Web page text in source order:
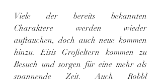
Viele der bereits bekannten
Charaktere werden wieder
auftauchen, doch auch neue kommen
hinzu. Eisis Großeltern kommen zu
Besuch und sorgen für eine mehr als
spannende Zeit. Auch Robbl